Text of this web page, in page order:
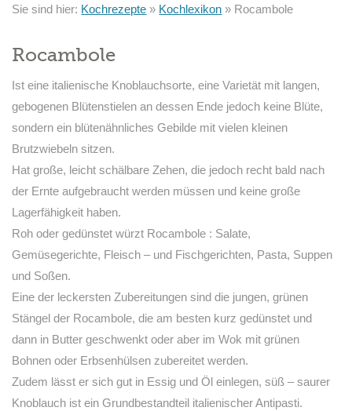
Sie sind hier: Kochrezepte » Kochlexikon » Rocambole
Rocambole
Ist eine italienische Knoblauchsorte, eine Varietät mit langen,
gebogenen Blütenstielen an dessen Ende jedoch keine Blüte,
sondern ein blütenähnliches Gebilde mit vielen kleinen
Brutzwiebeln sitzen.
Hat große, leicht schälbare Zehen, die jedoch recht bald nach
der Ernte aufgebraucht werden müssen und keine große
Lagerfähigkeit haben.
Roh oder gedünstet würzt Rocambole : Salate,
Gemüsegerichte, Fleisch – und Fischgerichten, Pasta, Suppen
und Soßen.
Eine der leckersten Zubereitungen sind die jungen, grünen
Stängel der Rocambole, die am besten kurz gedünstet und
dann in Butter geschwenkt oder aber im Wok mit grünen
Bohnen oder Erbsenhülsen zubereitet werden.
Zudem lässt er sich gut in Essig und Öl einlegen, süß – saurer
Knoblauch ist ein Grundbestandteil italienischer Antipasti.